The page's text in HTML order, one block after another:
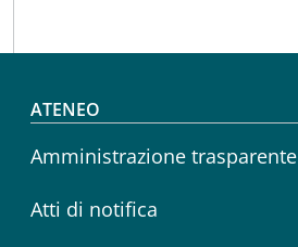
Footer menu
ATENEO
Amministrazione trasparente
Atti di notifica